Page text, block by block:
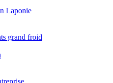
Laponie
grand froid